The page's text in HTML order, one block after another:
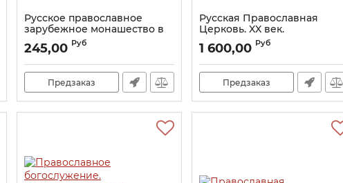
Русское православное
зарубежное монашество в
XX веке. Биографический
справочник
Артикул: 20254
245,00 Руб
Предзаказ
Русская Православная
Церковь. XX век.
Энциклопедия (альбом)
Артикул: 10056
1 600,00 Руб
Предзаказ